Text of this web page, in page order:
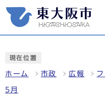
現在位置
ホーム 市政 広報
5月